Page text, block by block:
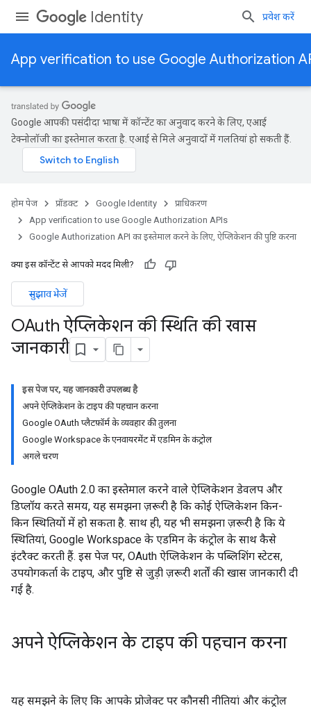
Identity प्रवेश करें
App verification to use Google Authorization
Google आपकी पसंदीदा भाषा में कॉन्टेंट का अनुवाद करने के लिए, एआई
टेक्नोलॉजी का इस्तेमाल करता है. एआई से मिले अनुवादों में गलतियां हो सकती हैं.
होम पेज प्रॉडक्ट Google Identity
प्राधिकरण
App verification to use Google Authorization APIs
Google Authorization API का इस्तेमाल करने के लिए, ऐप्लिकेशन की पुष्टि करना
क्या इस कॉन्टेंट से आपको मदद मिली?
सुझाव भेजें
OAuth ऐप्लिकेशन की स्थिति की खास
जानकारी
इस पेज पर, यह जानकारी उपलब्ध है
अपने ऐप्लिकेशन के टाइप की पहचान करना
Google OAuth प्लैटफ़ॉर्म के व्यवहार की तुलना
Google Workspace के एनवायरमेंट में एडमिन के कंट्रोल
अगले चरण
Google OAuth 2.0 का इस्तेमाल करने वाले ऐप्लिकेशन डेवलप और
डिप्लॉय करते समय, यह समझना ज़रूरी है कि कोई ऐप्लिकेशन किन-
किन स्थितियों में हो सकता है. साथ ही, यह भी समझना ज़रूरी है कि ये
स्थितियां, Google Workspace के एडमिन के कंट्रोल के साथ कैसे
इंटरैक्ट करती हैं. इस पेज पर, OAuth ऐप्लिकेशन के पब्लिशिंग स्टेटस,
उपयोगकर्ता के टाइप, और पुष्टि से जुड़ी ज़रूरी शर्तों की खास जानकारी दी
गई है.
अपने ऐप्लिकेशन के टाइप की पहचान करना
यह समझने के लिए कि आपके प्रोजेक्ट पर कौनसी नीतियां और कंट्रोल